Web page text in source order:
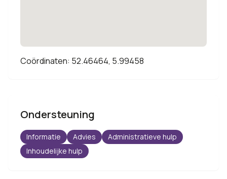
Coördinaten: 52.46464, 5.99458
Ondersteuning
Informatie Advies
Administratieve hulp
Inhoudelijke hulp